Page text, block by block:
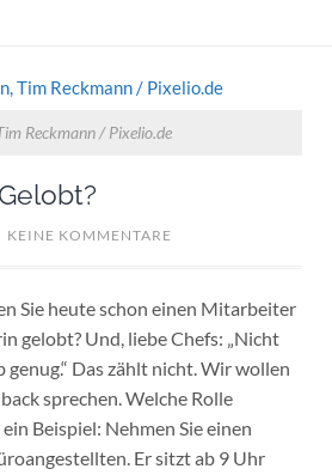
Reckmann / Pixelio.de
KEINE KOMMENTARE
Sie heute schon einen Mitarbeiter
gelobt? Und, liebe Chefs: „Nicht
genug.“ Das zählt nicht. Wir wollen
sprechen. Welche Rolle
Beispiel: Nehmen Sie einen
Er sitzt ab 9 Uhr